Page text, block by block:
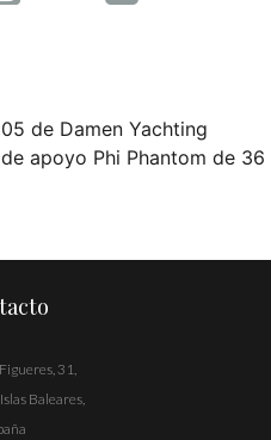
de Damen Yachting
apoyo Phi Phantom de 36
31,
Baleares,